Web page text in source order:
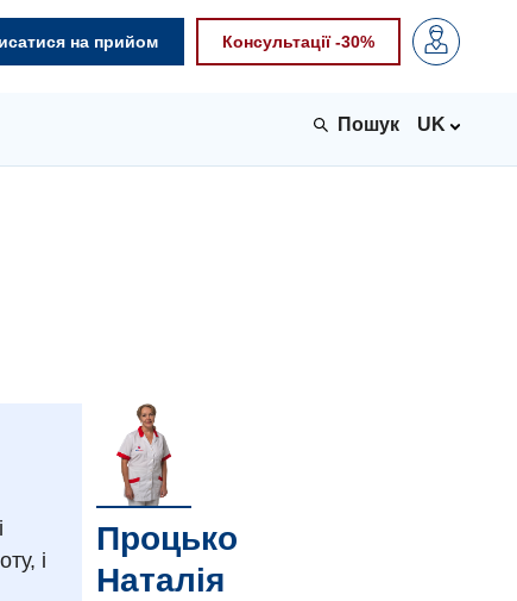
на прийом Консультації -30%
UK
і
Процько
Наталія